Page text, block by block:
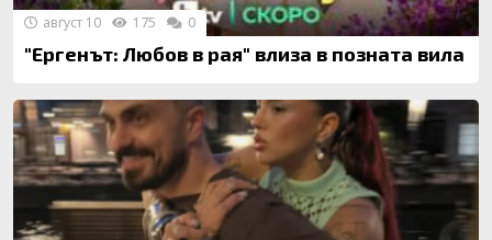
"Ергенът: Любов в рая" влиза в позната вила
август 10 175 0